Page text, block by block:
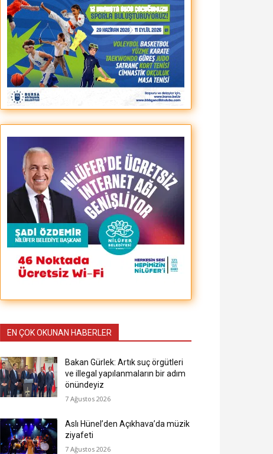
EN ÇOK OKUNAN HABERLER
Bakan Gürlek: Artık suç örgütleri
ve illegal yapılanmaların bir adım
önündeyiz
7 Ağustos 2026
Aslı Hünel’den Açıkhava’da müzik
ziyafeti
7 Ağustos 2026